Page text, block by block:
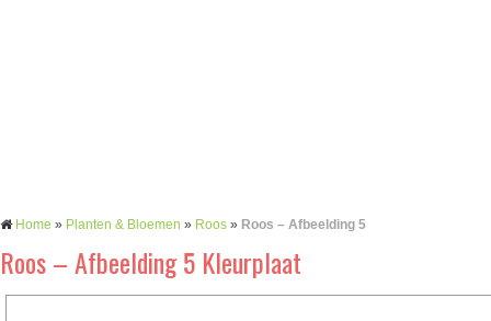
Home » Planten & Bloemen » Roos » Roos – Afbeelding 5
Roos – Afbeelding 5 Kleurplaat